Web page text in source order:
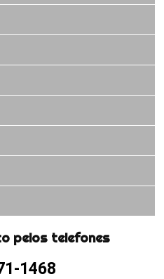
pelos telefones
1468